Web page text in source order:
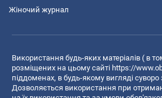
Жіночий журнал
Використання будь-яких матеріалів ( в
розміщених на цьому сайті https://
піддоменах, в будь-якому вигляді суворо
Дозволяється використання при